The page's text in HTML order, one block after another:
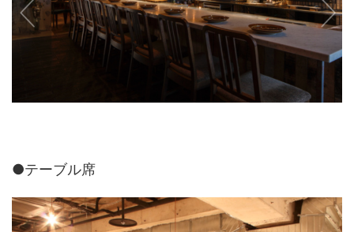
●テーブル席